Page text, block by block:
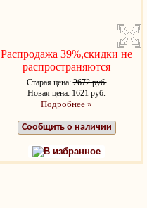
Распродажа 39%,скидки не
распространяются
Старая цена:2672 руб.
Новая цена: 1621 руб.
Подробнее »
Сообщить о наличии
В избранное